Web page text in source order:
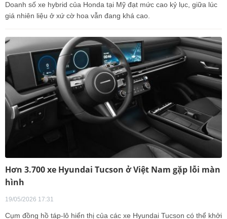
Doanh số xe hybrid của Honda tại Mỹ đạt mức cao kỷ lục, giữa lúc
giá nhiên liệu ở xứ cờ hoa vẫn đang khá cao.
Hơn 3.700 xe Hyundai Tucson ở Việt Nam gặp lỗi màn
hình
19/05/2026 17:31
Cụm đồng hồ táp-lô hiển thị của các xe Hyundai Tucson có thể khởi